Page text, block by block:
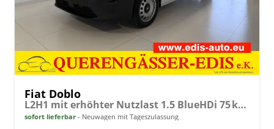
Fiat Doblo
L2H1 mit erhöhter Nutzlast 1.5 BlueHDi 75 kW (102 PS) Klimaanlage, Radio, DAB, Android Auto, Apple CarPlay, Rückfahrkamera, Magic Cargo, Laderaumboden aus Gummibelag, Ersatzrad, 10" Infotainmentsystem "All In One", 16" Stahlfelgen, uvm.
sofort lieferbar Neuwagen mit Tageszulassung